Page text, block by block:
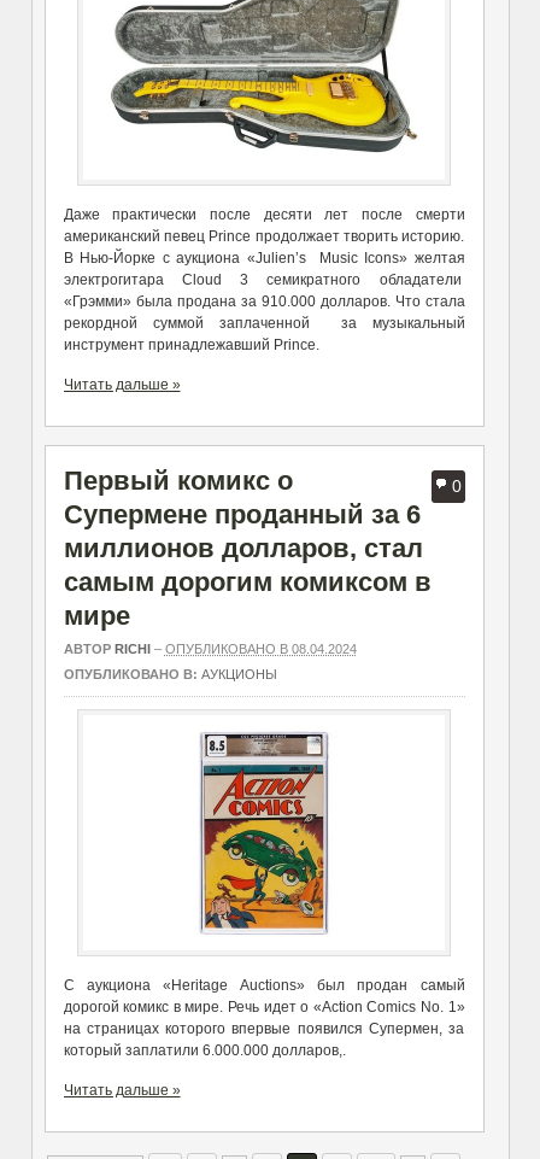
Даже практически после десяти лет после смерти
американский певец Prince продолжает творить историю.
В Нью-Йорке с аукциона «Julien’s Music Icons» желтая
электрогитара Cloud 3 семикратного обладатели
«Грэмми» была продана за 910.000 долларов. Что стала
рекордной суммой заплаченной за музыкальный
инструмент принадлежавший Prince.
Читать дальше »
0
Первый комикс о
Супермене проданный за 6
миллионов долларов, стал
самым дорогим комиксом в
мире
АВТОР RICHI – ОПУБЛИКОВАНО В 08.04.2024
ОПУБЛИКОВАНО В: АУКЦИОНЫ
С аукциона «Heritage Auctions» был продан самый
дорогой комикс в мире. Речь идет о «Action Comics No. 1»
на страницах которого впервые появился Супермен, за
который заплатили 6.000.000 долларов,.
Читать дальше »